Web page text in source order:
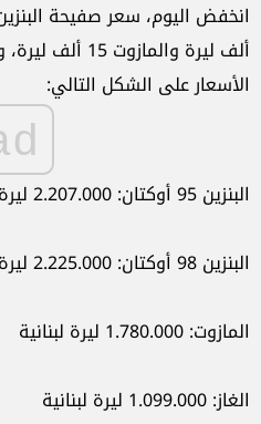
الأسعار على الشكل التالي:
البنزين 95 أوكتان: 2.207.000 ليرة لبنانية
البنزين 98 أوكتان: 2.225.000 ليرة لبنانية
المازوت: 1.780.000 ليرة لبنانية
الغاز: 1.099.000 ليرة لبنانية